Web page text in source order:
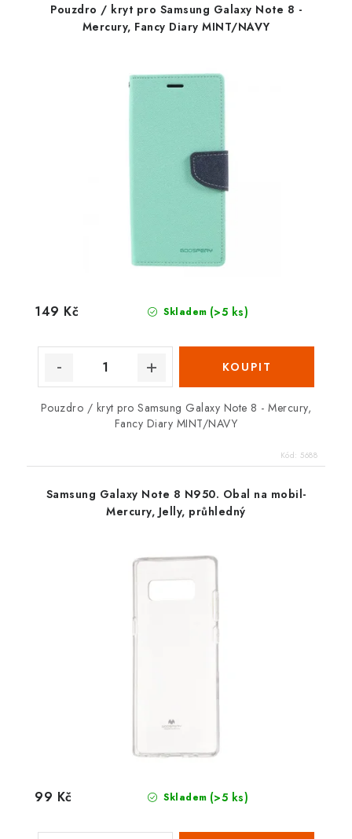
Pouzdro / kryt pro Samsung Galaxy Note 8 -
Mercury, Fancy Diary MINT/NAVY
Skladem (>5 ks)
149 Kč
Pouzdro / kryt pro Samsung Galaxy Note 8 - Mercury,
Fancy Diary MINT/NAVY
Kód: 5688
Samsung Galaxy Note 8 N950. Obal na mobil-
Mercury, Jelly, průhledný
Skladem (>5 ks)
99 Kč